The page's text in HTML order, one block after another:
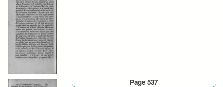
Page 537